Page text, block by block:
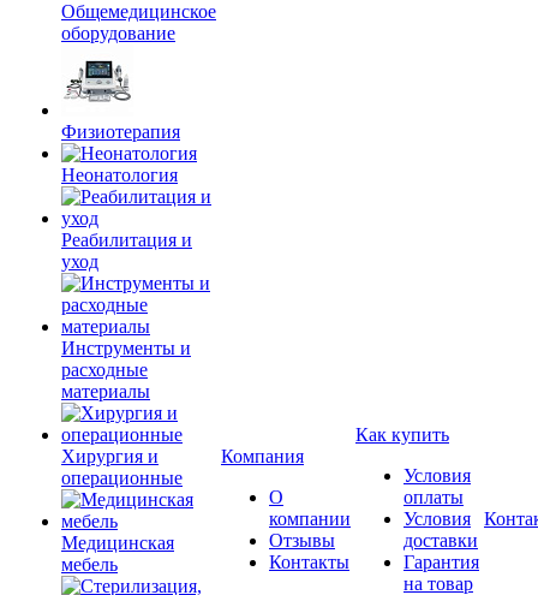
Общемедицинское
оборудование
Физиотерапия
Неонатология
Реабилитация и
уход
Инструменты и
расходные
материалы
Хирургия и
операционные
Медицинская
мебель
Компания
О
компании
Отзывы
Контакты
Как купить
Условия
оплаты
Условия
доставки
Гарантия
на товар